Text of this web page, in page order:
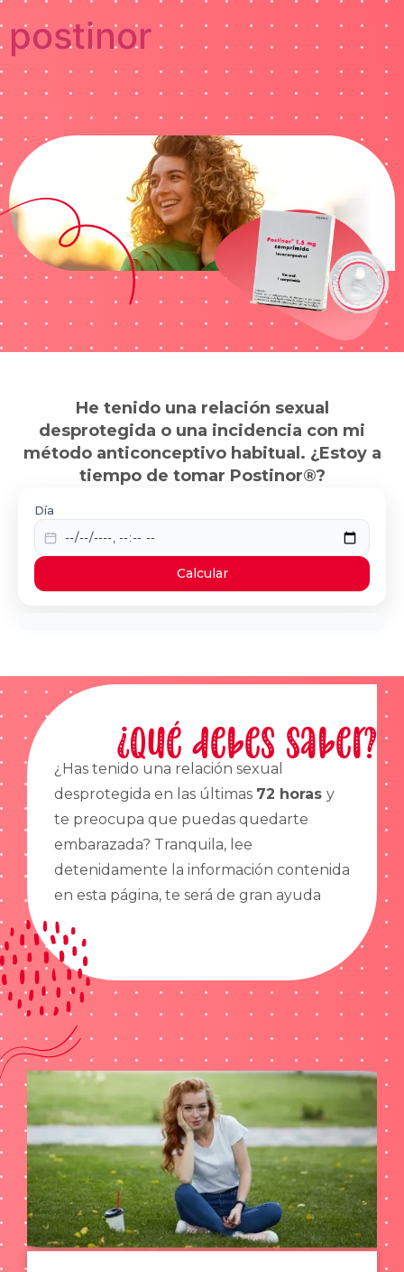
postinor
He tenido una relación sexual
desprotegida o una incidencia con mi
método anticonceptivo habitual. ¿Estoy a
tiempo de tomar Postinor®?
Día
Calcular
¿Qué debes saber?
¿Has tenido una relación sexual
desprotegida en las últimas 72 horas y
te preocupa que puedas quedarte
embarazada? Tranquila, lee
detenidamente la información contenida
en esta página, te será de gran ayuda